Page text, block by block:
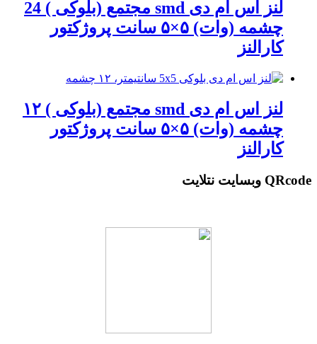
لنز اس ام دی smd مجتمع (بلوکی ) 24
چشمه (وات) ۵×۵ سانت پروژکتور
کارالنز
لنز اس ام دی smd مجتمع (بلوکی ) ۱۲
چشمه (وات) ۵×۵ سانت پروژکتور
کارالنز
QRcode وبسایت نتلایت